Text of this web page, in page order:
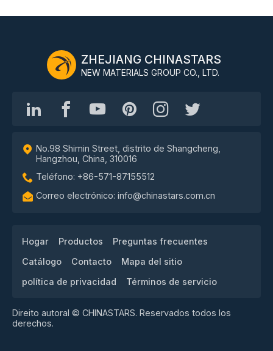
ZHEJIANG CHINASTARS
NEW MATERIALS GROUP CO., LTD.
No.98 Shimin Street, distrito de Shangcheng,
Hangzhou, China, 310016
Teléfono: +86-571-87155512
Correo electrónico: info@chinastars.com.cn
Hogar Productos
Preguntas frecuentes
Catálogo
Contacto
Mapa del sitio
política de privacidad
Términos de servicio
Direito autoral © CHINASTARS. Reservados todos los
derechos.